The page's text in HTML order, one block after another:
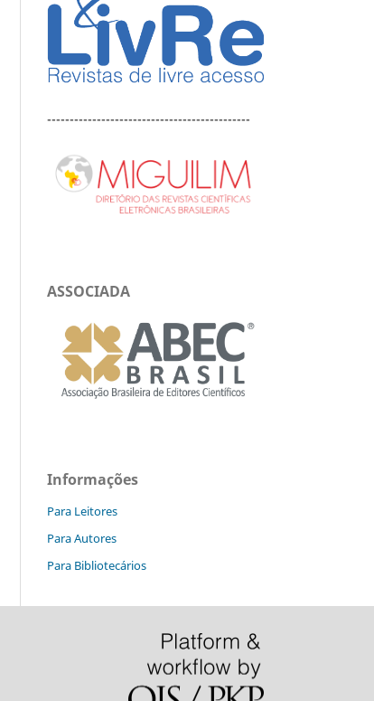
---------------------------------------------
ASSOCIADA
Informações
Para Leitores
Para Autores
Para Bibliotecários